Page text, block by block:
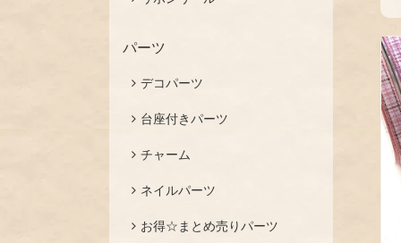
パーツ
デコパーツ
台座付きパーツ
チャーム
ネイルパーツ
お得☆まとめ売りパーツ